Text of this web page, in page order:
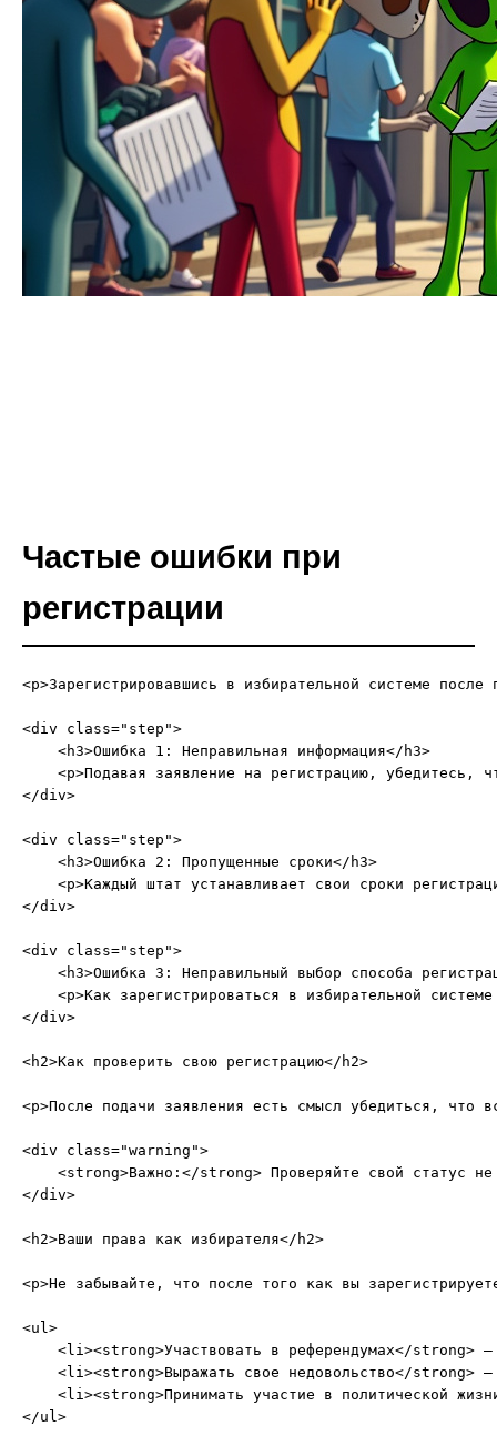
Частые ошибки при
регистрации
<p>Зарегистрировавшись в избирательной системе
<div class="step">
    <h3>Ошибка 1: Неправильная информация</h3>
<p>Подавая заявление на регистрацию, убедитесь,
</div>
<div class="step">
    <h3>Ошибка 2: Пропущенные сроки</h3>
<p>Каждый штат устанавливает свои сроки
</div>
<div class="step">
<h3>Ошибка 3: Неправильный выбор способа
<p>Как зарегистрироваться в избирательной
</div>
<h2>Как проверить свою регистрацию</h2>
<p>После подачи заявления есть смысл убедиться,
<div class="warning">
<strong>Важно:</strong> Проверяйте свой статус
</div>
<h2>Ваши права как избирателя</h2>
<p>Не забывайте, что после того как вы
<ul>
<li><strong>Участвовать в референдумах</strong>
<li><strong>Выражать свое недовольство</strong>
<li><strong>Принимать участие в политической
</ul>